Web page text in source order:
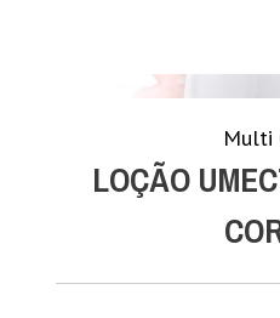
Multi
LOÇÃO